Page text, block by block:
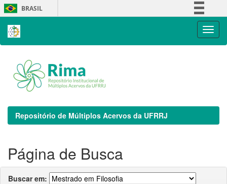
Skip
navigation
BRASIL
Repositório de Múltiplos Acervos da UFRRJ
Página de Busca
Buscar em: